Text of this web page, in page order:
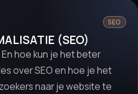
SEO
(SEO)
En hoe kun je het beter
over SEO en hoe je het
naar je website te